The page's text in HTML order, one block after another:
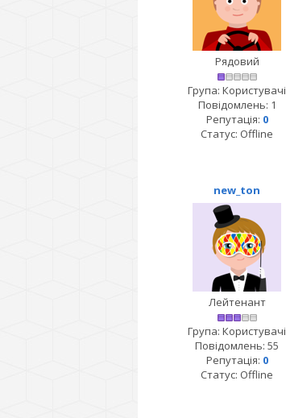
Рядовий
Група: Користувачі
Повідомлень: 1
Репутація: 0
Статус: Offline
new_ton
Лейтенант
Група: Користувачі
Повідомлень: 55
Репутація: 0
Статус: Offline